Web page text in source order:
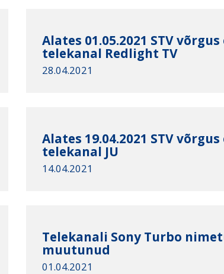
Alates 01.05.2021 STV
telekanal Redlight TV
28.04.2021
Alates 19.04.2021 STV
telekanal JU
14.04.2021
Тelekanali Sony Turbo
muutunud
01.04.2021